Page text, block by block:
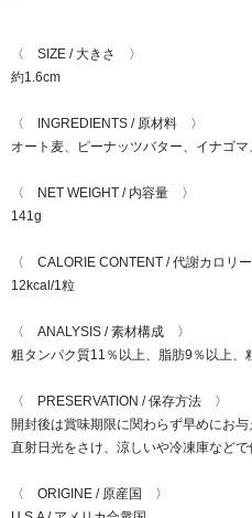
〈 SIZE / 大きさ 〉
約1.6cm
〈 INGREDIENTS / 原材料 〉
オート麦、ピーナッツバター、イナゴ
〈 NET WEIGHT / 内容量 〉
141g
〈 CALORIE CONTENT / 代謝カロリ
12kcal/1粒
〈 ANALYSIS / 素材構成 〉
粗タンパク質11％以上、脂肪9％以上、
〈 PRESERVATION / 保存方法 〉
開封後は賞味期限に関わらず早めにお与
直射日光をさけ、涼しいや冷凍庫などで
〈 ORIGINE / 原産国 〉